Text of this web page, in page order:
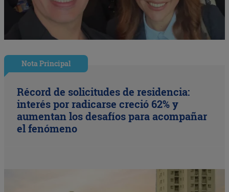
Nota Principal
Récord de solicitudes de residencia:
interés por radicarse creció 62% y
aumentan los desafíos para acompañar
el fenómeno